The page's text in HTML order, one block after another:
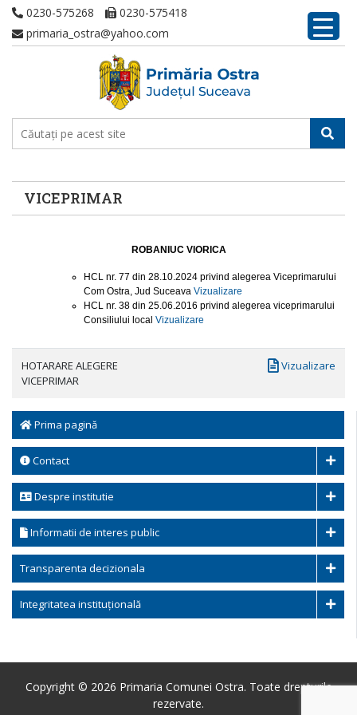
0230-575268
0230-575418
primaria_ostra@yahoo.com
VICEPRIMAR
Prima pagină
Contact
Despre institutie
Informatii de interes public
Transparenta decizionala
Integritatea instituțională
ROBANIUC VIORICA
HCL nr. 77 din 28.10.2024 privind alegerea Viceprimarului
Com Ostra, Jud Suceava Vizualizare
HCL nr. 38 din 25.06.2016 privind alegerea viceprimarului
Consiliului local Vizualizare
HOTARARE ALEGERE
VICEPRIMAR
Vizualizare
Copyright © 2026 Primaria Comunei Ostra. Toate drepturile
rezervate.